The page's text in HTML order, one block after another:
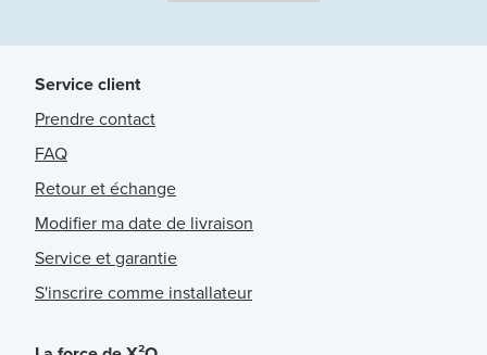
Service client
Prendre contact
FAQ
Retour et échange
Modifier ma date de livraison
Service et garantie
S'inscrire comme installateur